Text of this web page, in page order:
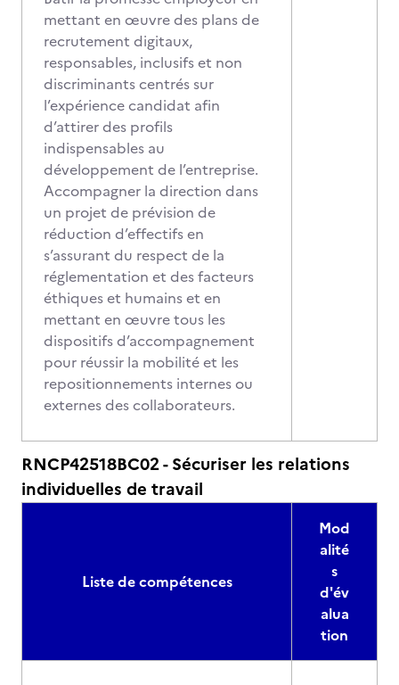
mettant en œuvre des plans de
recrutement digitaux,
responsables, inclusifs et non
discriminants centrés sur
l’expérience candidat afin
d’attirer des profils
indispensables au
développement de l’entreprise.
Accompagner la direction dans
un projet de prévision de
réduction d’effectifs en
s’assurant du respect de la
réglementation et des facteurs
éthiques et humains et en
mettant en œuvre tous les
dispositifs d’accompagnement
pour réussir la mobilité et les
repositionnements internes ou
externes des collaborateurs.
RNCP42518BC02 - Sécuriser les relations
individuelles de travail
Liste de compétences
Mod
alité
s
d'év
alua
tion